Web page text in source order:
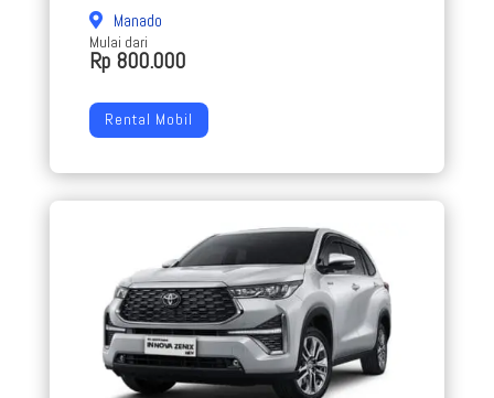
Manado
Mulai dari
Rp 800.000
Rental Mobil